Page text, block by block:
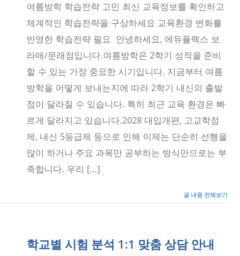
구/
동
작
구
학
교
여
방
학
학
습
전
략
세
미
–
렉
여름방학 학습전략 고민 최신 교육정보를 확인하고
체계적인 학습전략을 구상하세요 교육환경 변화를
반영한 학습전략 필요 안녕하세요, 에듀플렉스 보
라매/문래점입니다.여름방학은 2학기 성적을 준비
할 수 있는 가장 중요한 시기입니다. 지금부터 여름
방학을 어떻게 보내는지에 따라 2학기 내신의 출발
점이 달라질 수 있습니다. 특히 최근 교육 환경은 빠
르게 달라지고 있습니다.2028 대입개편, 고교학점
제, 내신 5등급제 등으로 인해 이제는 단순히 선행을
많이 하거나 주요 과목만 공부하는 방식만으로는 부
족합니다. 우리 [...]
글 내용 전체보기
학교별 시험 분석 1:1 맞춤 상담 안내